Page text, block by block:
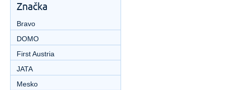
Značka
Bravo
DOMO
First Austria
JATA
Mesko